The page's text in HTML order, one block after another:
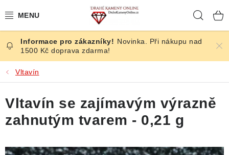
na
ČESKÉ KAMENY
ŠPERKY
KAMENY ZE SVĚTA
BROUŠENÉ
SLEVY
Novinka. Při nákupu nad
1500 Kč doprava zdarma!
Vltavín
Vltavín se zajímavým výrazně
zahnutým tvarem - 0,21 g